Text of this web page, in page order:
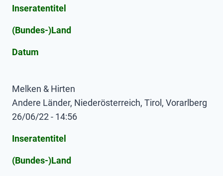
Inseratentitel
(Bundes-)Land
Datum
Melken & Hirten
Andere Länder, Niederösterreich, Tirol, Vorarlberg
26/06/22 - 14:56
Inseratentitel
(Bundes-)Land